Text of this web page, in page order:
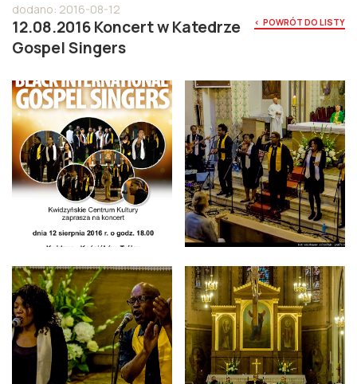
dodano: 2016-08-12
< POWRÓT DO LISTY
12.08.2016 Koncert w Katedrze
Gospel Singers